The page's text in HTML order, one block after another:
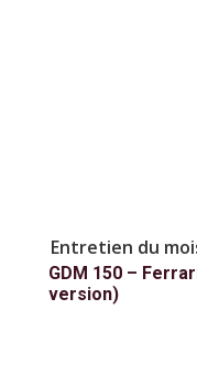
Entretien du
GDM 150 –
version)